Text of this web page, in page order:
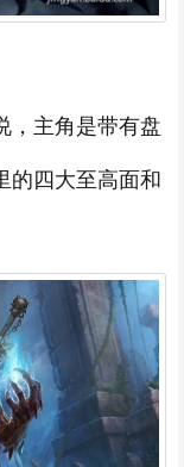
，主角是带有盘
的四大至高面和